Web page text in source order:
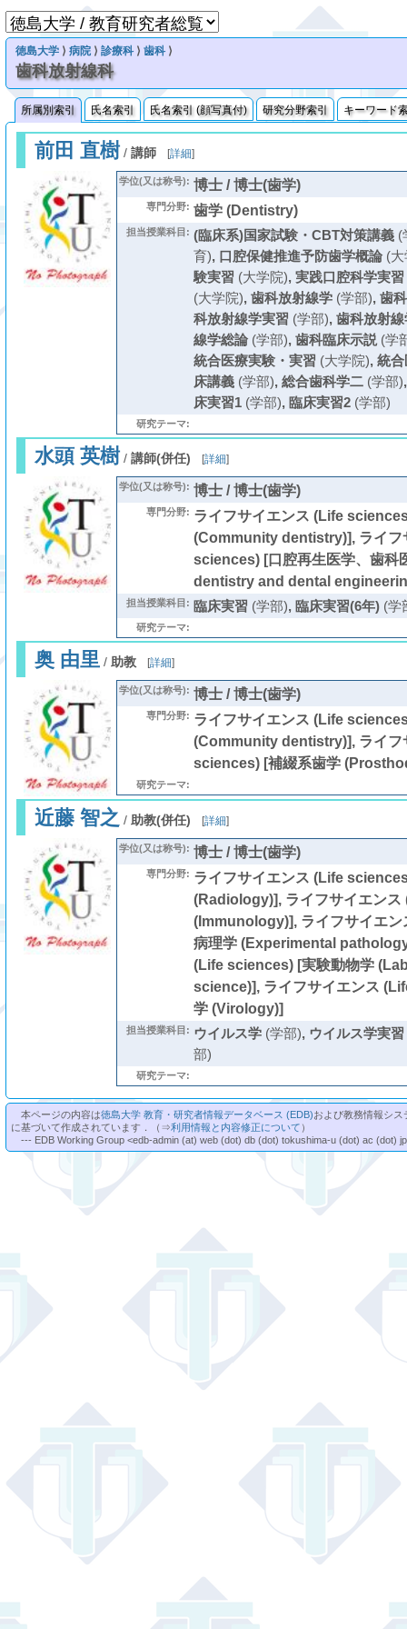
徳島大学 ⟩病院 ⟩診療科 ⟩歯科 ⟩
歯科放射線科
所属別索引 氏名索引 氏名索引 (顔写真付) 研究分野索引 キーワード
前田 直樹 / 講師 [詳細]
学位(又は称号): 博士 / 博士(歯学)
専門分野: 歯学 (Dentistry)
担当授業科目: (臨床系)国家試験・CBT対策講義(
育), 口腔保健推進予防歯学概論(大
験実習 (大学院), 実践口腔科学実習
(大学院), 歯科放射線学(学部), 歯
科放射線学実習 (学部), 歯科放射
線学総論(学部), 歯科臨床示説(学
統合医療実験・実習 (大学院), 統合
床講義(学部), 総合歯科学二(学部)
床実習1(学部), 臨床実習2(学部)
研究テーマ:
水頭 英樹 / 講師(併任) [詳細]
学位(又は称号): 博士 / 博士(歯学)
専門分野: ライフサイエンス (Life
(Community dentistry)], ライフ
sciences) [口腔再生医学、歯科
dentistry and dental
担当授業科目: 臨床実習 (学部), 臨床実習(6年)(学
研究テーマ:
奥 由里 / 助教 [詳細]
学位(又は称号): 博士 / 博士(歯学)
専門分野: ライフサイエンス (Life
(Community dentistry)], ライフ
sciences) [補綴系歯学
研究テーマ:
近藤 智之 / 助教(併任) [詳細]
学位(又は称号): 博士 / 博士(歯学)
専門分野: ライフサイエンス (Life
(Radiology)], ライフサイエン
(Immunology)], ライフサイエ
病理学 (Experimental
(Life sciences) [実験動物学
science)], ライフサイエンス
学 (Virology)]
担当授業科目: ウイルス学(学部), ウイルス学実習
部)
研究テーマ:
本ページの内容は徳島大学 教育・研究者情報データベース (EDB)および教務情報シ
に基づいて作成されています．（⇒利用情報と内容修正について ）
--- EDB Working Group <edb-admin (at) web (dot) db (dot) tokushima-u (dot) ac (dot)